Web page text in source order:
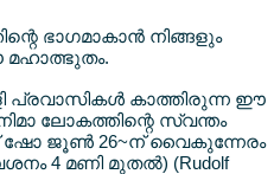
ഭാഗമാകാന്‍ നിങ്ങളും
മഹാത്ഭുതം.
പ്രവാസികള്‍ കാത്തിരുന്ന ഈ
ലോകത്തിന്റെ സ്വന്തം
ഷോ ജൂണ്‍ 26~ന് വൈകുന്നേരം
4 മണി മുതല്‍) (Rudolf